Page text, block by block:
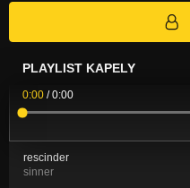
PLAYLIST KAPELY
0:00 /0:00
rescinder
sinner